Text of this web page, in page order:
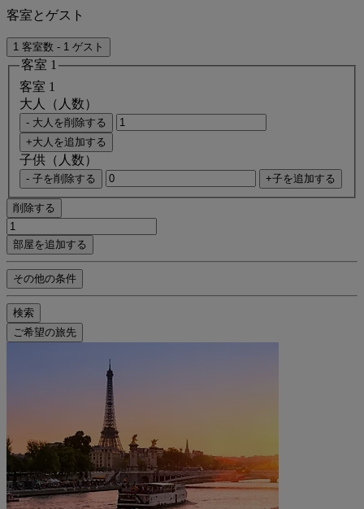
客室とゲスト
1 客室数 - 1 ゲスト
客室 1
客室 1
大人（人数）
- 大人を削除する
+大人を追加する
子供（人数）
- 子を削除する +子を追加する
削除する
部屋を追加する
その他の条件
検索
ご希望の旅先